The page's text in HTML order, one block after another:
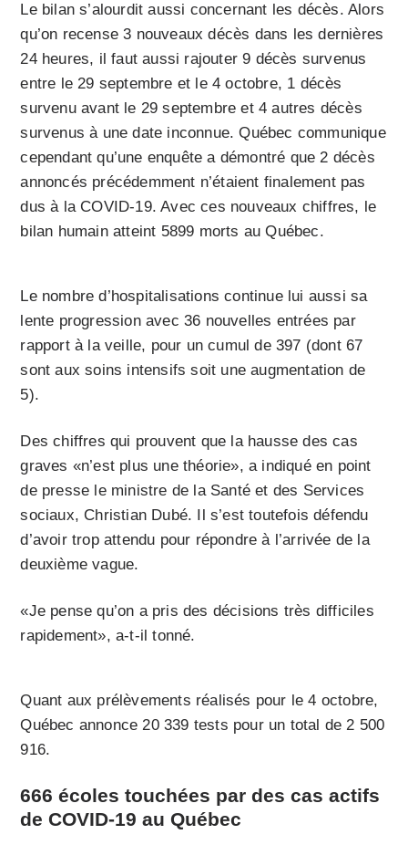
Le bilan s’alourdit aussi concernant les décès. Alors
qu’on recense 3 nouveaux décès dans les dernières
24 heures, il faut aussi rajouter 9 décès survenus
entre le 29 septembre et le 4 octobre, 1 décès
survenu avant le 29 septembre et 4 autres décès
survenus à une date inconnue. Québec communique
cependant qu’une enquête a démontré que 2 décès
annoncés précédemment n’étaient finalement pas
dus à la COVID-19. Avec ces nouveaux chiffres, le
bilan humain atteint 5899 morts au Québec.
Le nombre d’hospitalisations continue lui aussi sa
lente progression avec 36 nouvelles entrées par
rapport à la veille, pour un cumul de 397 (dont 67
sont aux soins intensifs soit une augmentation de
5).
Des chiffres qui prouvent que la hausse des cas
graves «n’est plus une théorie», a indiqué en point
de presse le ministre de la Santé et des Services
sociaux, Christian Dubé. Il s’est toutefois défendu
d’avoir trop attendu pour répondre à l’arrivée de la
deuxième vague.
«Je pense qu’on a pris des décisions très difficiles
rapidement», a-t-il tonné.
Quant aux prélèvements réalisés pour le 4 octobre,
Québec annonce 20 339 tests pour un total de 2 500
916.
666 écoles touchées par des cas actifs
de COVID-19 au Québec